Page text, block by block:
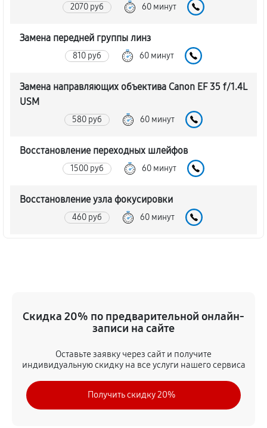
2070 руб 60 минут
Замена передней группы линз
810 руб 60 минут
Замена направляющих объектива Canon EF 35 f/1.4L
USM
580 руб 60 минут
Восстановление переходных шлейфов
1500 руб 60 минут
Восстановление узла фокусировки
460 руб 60 минут
Восстановление после попадания влаги
1730 руб 60 минут
Чистка от пыли объектива Canon EF 35 f/1.4L USM
1500 руб 60 минут
Юстировка объектива Canon EF 35 f/1.4L USM
Скидка 20% по предварительной онлайн-
записи на сайте
Оставьте заявку через сайт и получите
индивидуальную скидку на все услуги нашего сервиса
Получить скидку 20%